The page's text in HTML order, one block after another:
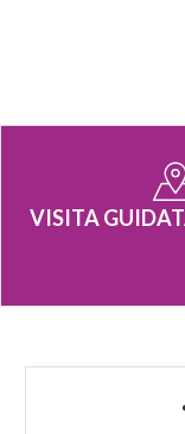
VISITA